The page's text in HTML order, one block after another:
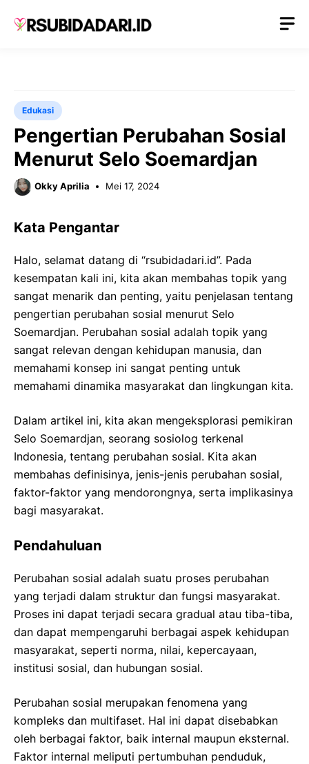
Edukasi
Pengertian Perubahan Sosial
Menurut Selo Soemardjan
Okky Aprilia Mei 17, 2024
Kata Pengantar
Halo, selamat datang di “rsubidadari.id”. Pada
kesempatan kali ini, kita akan membahas topik yang
sangat menarik dan penting, yaitu penjelasan tentang
pengertian perubahan sosial menurut Selo
Soemardjan. Perubahan sosial adalah topik yang
sangat relevan dengan kehidupan manusia, dan
memahami konsep ini sangat penting untuk
memahami dinamika masyarakat dan lingkungan kita.
Dalam artikel ini, kita akan mengeksplorasi pemikiran
Selo Soemardjan, seorang sosiolog terkenal
Indonesia, tentang perubahan sosial. Kita akan
membahas definisinya, jenis-jenis perubahan sosial,
faktor-faktor yang mendorongnya, serta implikasinya
bagi masyarakat.
Pendahuluan
Perubahan sosial adalah suatu proses perubahan
yang terjadi dalam struktur dan fungsi masyarakat.
Proses ini dapat terjadi secara gradual atau tiba-tiba,
dan dapat mempengaruhi berbagai aspek kehidupan
masyarakat, seperti norma, nilai, kepercayaan,
institusi sosial, dan hubungan sosial.
Perubahan sosial merupakan fenomena yang
kompleks dan multifaset. Hal ini dapat disebabkan
oleh berbagai faktor, baik internal maupun eksternal.
Faktor internal meliputi pertumbuhan penduduk,